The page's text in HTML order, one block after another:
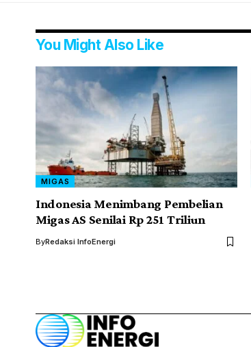
You Might Also Like
MIGAS
Indonesia Menimbang Pembelian
Migas AS Senilai Rp 251 Triliun
ByRedaksi InfoEnergi